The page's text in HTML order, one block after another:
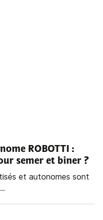
ROBOTTI :
semer et biner ?
et autonomes sont